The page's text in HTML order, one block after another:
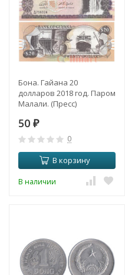
Бона. Гайана 20
долларов 2018 год. Паром
Малали. (Пресс)
50 ₽
0
В корзину
В наличии